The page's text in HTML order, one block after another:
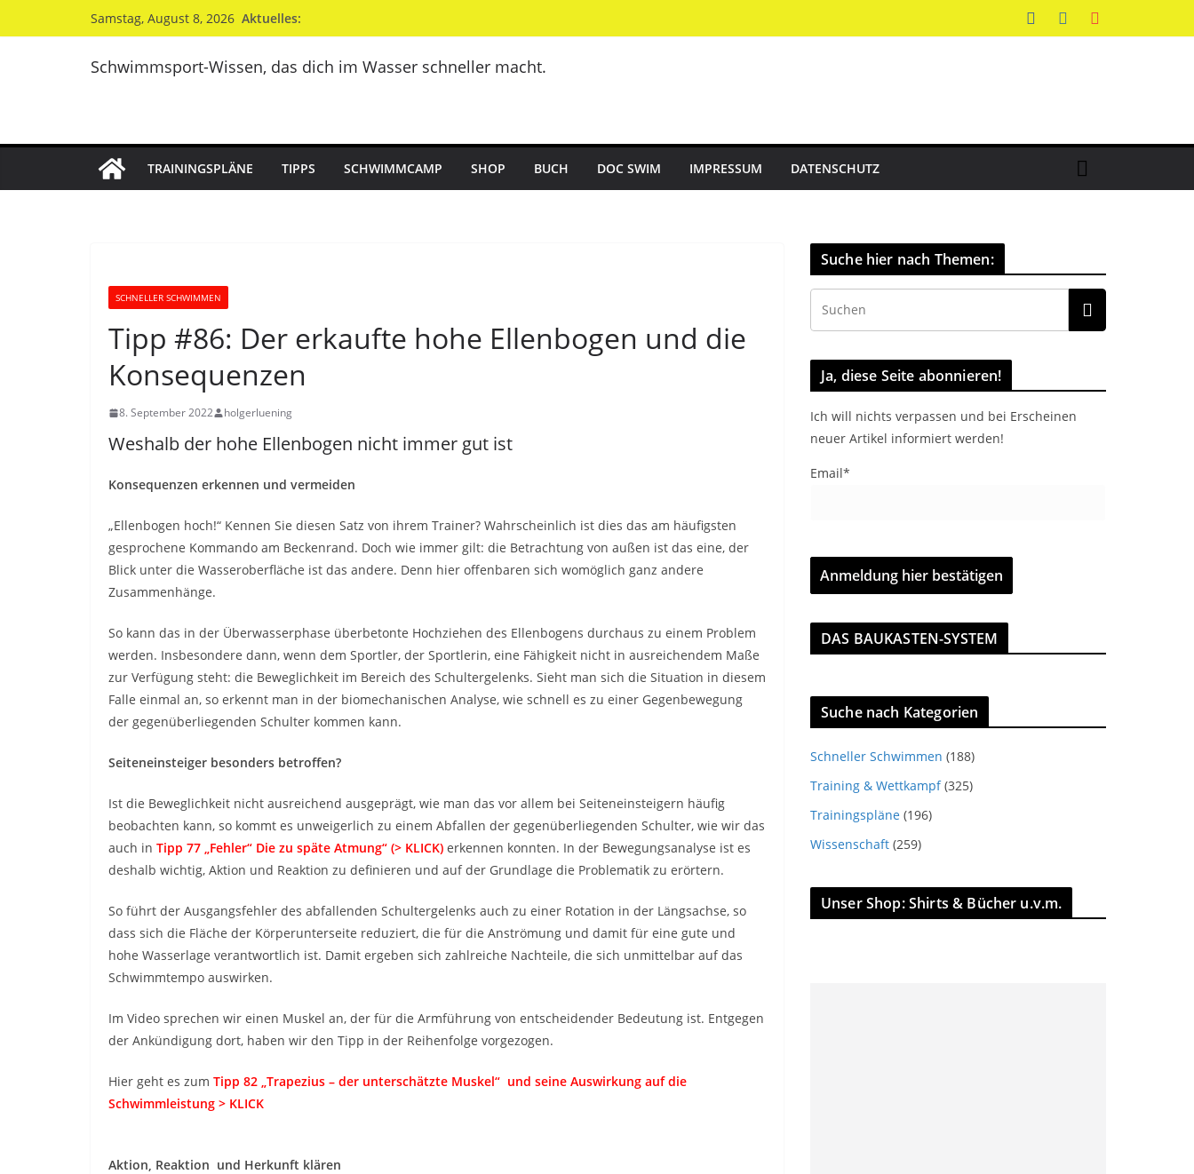
Inhalt
Samstag, August 8, 2026 Aktuelles:
Schwimmsport-Wissen, das dich im Wasser schneller macht.
TRAININGSPLÄNE TIPPS SCHWIMMCAMP SHOP BUCH DOC SWIM IMPRESSUM DATENSCHUTZ
SCHNELLER SCHWIMMEN
Tipp #86: Der erkaufte hohe Ellenbogen und die
Konsequenzen
8. September 2022 holgerluening
Weshalb der hohe Ellenbogen nicht immer gut ist
Konsequenzen erkennen und vermeiden
„Ellenbogen hoch!“ Kennen Sie diesen Satz von ihrem Trainer? Wahrscheinlich ist dies das am häufigsten
gesprochene Kommando am Beckenrand. Doch wie immer gilt: die Betrachtung von außen ist das eine, der
Blick unter die Wasseroberfläche ist das andere. Denn hier offenbaren sich womöglich ganz andere
Zusammenhänge.
So kann das in der Überwasserphase überbetonte Hochziehen des Ellenbogens durchaus zu einem Problem
werden. Insbesondere dann, wenn dem Sportler, der Sportlerin, eine Fähigkeit nicht in ausreichendem Maße
zur Verfügung steht: die Beweglichkeit im Bereich des Schultergelenks. Sieht man sich die Situation in diesem
Falle einmal an, so erkennt man in der biomechanischen Analyse, wie schnell es zu einer Gegenbewegung
der gegenüberliegenden Schulter kommen kann.
Seiteneinsteiger besonders betroffen?
Ist die Beweglichkeit nicht ausreichend ausgeprägt, wie man das vor allem bei Seiteneinsteigern häufig
beobachten kann, so kommt es unweigerlich zu einem Abfallen der gegenüberliegenden Schulter, wie wir das
auch in Tipp 77 „Fehler“ Die zu späte Atmung“ (> KLICK) erkennen konnten. In der Bewegungsanalyse ist es
deshalb wichtig, Aktion und Reaktion zu definieren und auf der Grundlage die Problematik zu erörtern.
So führt der Ausgangsfehler des abfallenden Schultergelenks auch zu einer Rotation in der Längsachse, so
dass sich die Fläche der Körperunterseite reduziert, die für die Anströmung und damit für eine gute und
hohe Wasserlage verantwortlich ist. Damit ergeben sich zahlreiche Nachteile, die sich unmittelbar auf das
Schwimmtempo auswirken.
Im Video sprechen wir einen Muskel an, der für die Armführung von entscheidender Bedeutung ist. Entgegen
der Ankündigung dort, haben wir den Tipp in der Reihenfolge vorgezogen.
Hier geht es zum Tipp 82 „Trapezius – der unterschätzte Muskel“ und seine Auswirkung auf die
Schwimmleistung > KLICK
Aktion, Reaktion und Herkunft klären
Suche hier nach Themen:
Ja, diese Seite abonnieren!
Ich will nichts verpassen und bei Erscheinen
neuer Artikel informiert werden!
Email*
DAS BAUKASTEN-SYSTEM
Suche nach Kategorien
Schneller Schwimmen (188)
Training & Wettkampf(325)
Trainingspläne (196)
Wissenschaft (259)
Unser Shop: Shirts & Bücher u.v.m.